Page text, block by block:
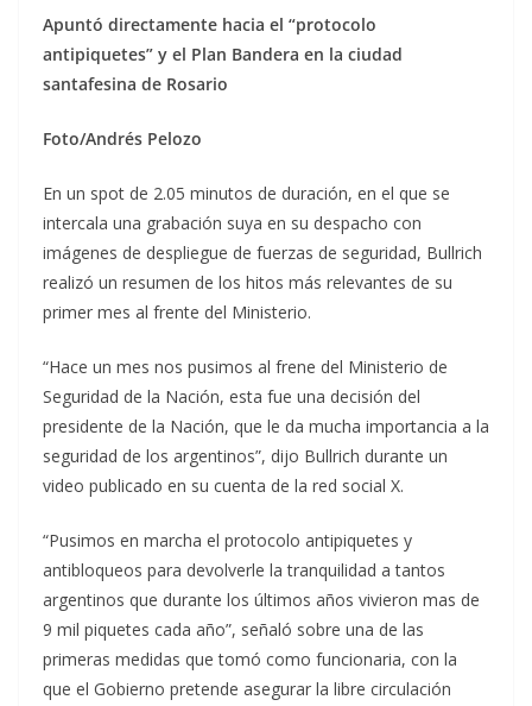
Apuntó directamente hacia el “protocolo
antipiquetes” y el Plan Bandera en la ciudad
santafesina de Rosario
Foto/Andrés Pelozo
En un spot de 2.05 minutos de duración, en el que se
intercala una grabación suya en su despacho con
imágenes de despliegue de fuerzas de seguridad, Bullrich
realizó un resumen de los hitos más relevantes de su
primer mes al frente del Ministerio.
“Hace un mes nos pusimos al frene del Ministerio de
Seguridad de la Nación, esta fue una decisión del
presidente de la Nación, que le da mucha importancia a la
seguridad de los argentinos”, dijo Bullrich durante un
video publicado en su cuenta de la red social X.
“Pusimos en marcha el protocolo antipiquetes y
antibloqueos para devolverle la tranquilidad a tantos
argentinos que durante los últimos años vivieron mas de
9 mil piquetes cada año”, señaló sobre una de las
primeras medidas que tomó como funcionaria, con la
que el Gobierno pretende asegurar la libre circulación